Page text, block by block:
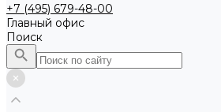
+7 (495) 679-48-00
Главный офис
Поиск